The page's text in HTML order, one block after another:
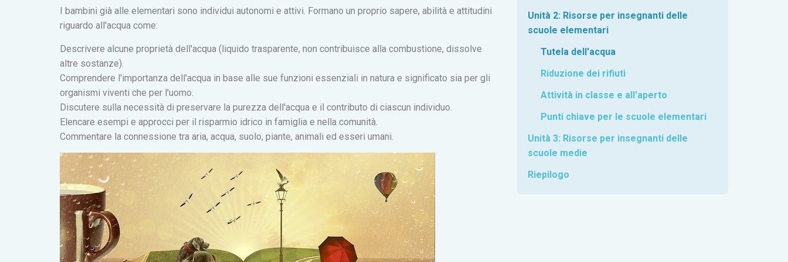
I bambini già alle elementari sono individui autonomi e attivi. Formano un proprio sapere, abilità e attitudini
riguardo all'acqua come:
Descrivere alcune proprietà dell'acqua (liquido trasparente, non contribuisce alla combustione, dissolve
altre sostanze).
Comprendere l'importanza dell'acqua in base alle sue funzioni essenziali in natura e significato sia per gli
organismi viventi che per l'uomo.
Discutere sulla necessità di preservare la purezza dell'acqua e il contributo di ciascun individuo.
Elencare esempi e approcci per il risparmio idrico in famiglia e nella comunità.
Commentare la connessione tra aria, acqua, suolo, piante, animali ed esseri umani.
Unità 2: Risorse per insegnanti delle
scuole elementari
Tutela dell'acqua
Riduzione dei rifiuti
Attività in classe e all'aperto
Punti chiave per le scuole elementari
Unità 3: Risorse per insegnanti delle
scuole medie
Riepilogo